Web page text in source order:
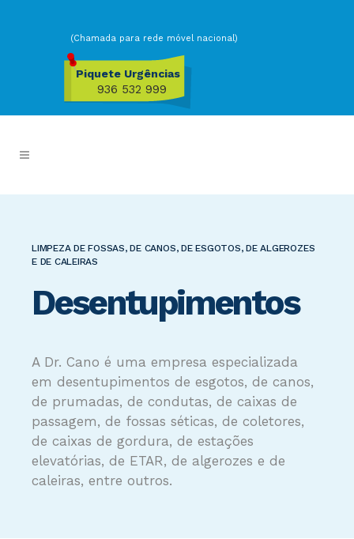
(Chamada para rede móvel nacional)
Piquete Urgências
936 532 999
LIMPEZA DE FOSSAS, DE CANOS, DE ESGOTOS, DE ALGEROZES
E DE CALEIRAS
Desentupimentos
A Dr. Cano é uma empresa especializada
em desentupimentos de esgotos, de canos,
de prumadas, de condutas, de caixas de
passagem, de fossas séticas, de coletores,
de caixas de gordura, de estações
elevatórias, de ETAR, de algerozes e de
caleiras, entre outros.